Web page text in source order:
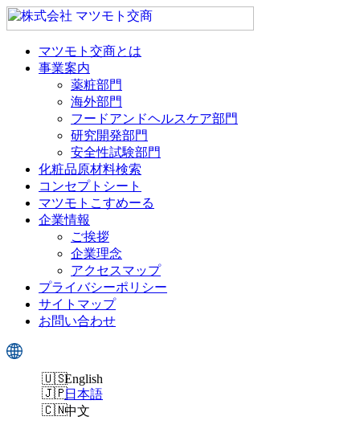
マツモト交商とは
事業案内
薬粧部門
海外部門
フードアンドヘルスケア部門
研究開発部門
安全性試験部門
化粧品原材料検索
コンセプトシート
マツモトこすめーる
企業情報
ご挨拶
企業理念
アクセスマップ
プライバシーポリシー
サイトマップ
お問い合わせ
English
日本語
中文